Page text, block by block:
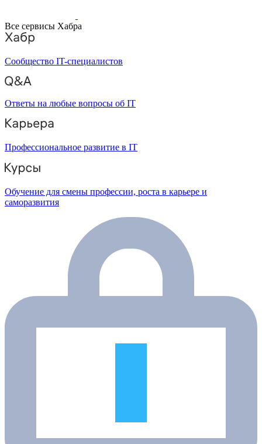
Все сервисы Хабра
Сообщество IT-специалистов
Ответы на любые вопросы об IT
Профессиональное развитие в IT
Обучение для смены профессии, роста в карьере и
саморазвития